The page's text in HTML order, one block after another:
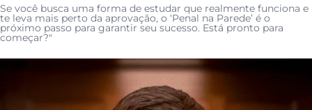
Se você busca uma forma de estudar que realmente funciona e
te leva mais perto da aprovação, o ‘Penal na Parede’ é o
próximo passo para garantir seu sucesso. Está pronto para
começar?"